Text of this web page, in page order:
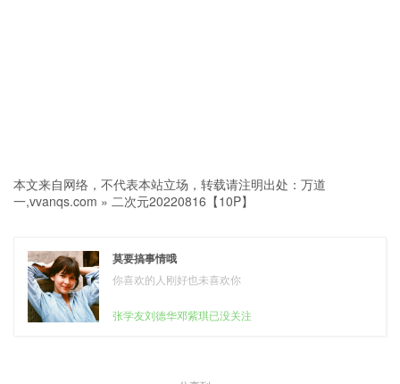
本文来自网络，不代表本站立场，转载请注明出处： 万道
一,vvanqs.com » 二次元20220816【10P】
莫要搞事情哦
你喜欢的人刚好也未喜欢你
张学友刘德华邓紫琪已没关注